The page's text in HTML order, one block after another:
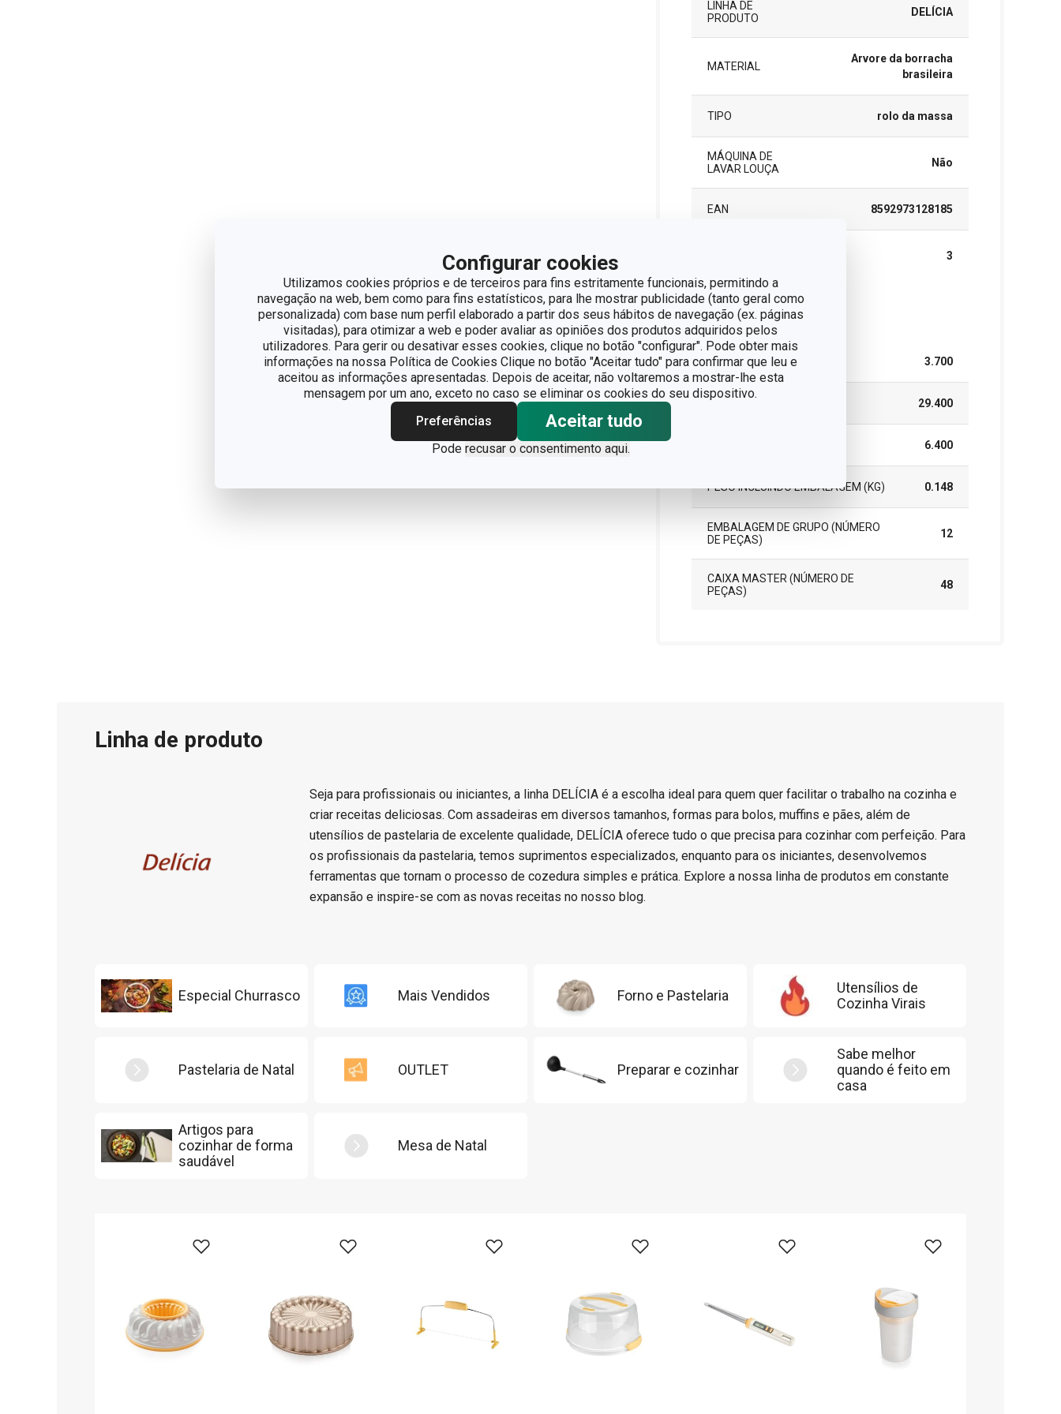
Configurar cookies
Utilizamos cookies próprios e de terceiros para fins estritamente funcionais, permitindo a
navegação na web, bem como para fins estatísticos, para lhe mostrar publicidade (tanto geral como
personalizada) com base num perfil elaborado a partir dos seus hábitos de navegação (ex. páginas
visitadas), para otimizar a web e poder avaliar as opiniões dos produtos adquiridos pelos
utilizadores. Para gerir ou desativar esses cookies, clique no botão "configurar". Pode obter mais
informações na nossa Política de Cookies Clique no botão "Aceitar tudo" para confirmar que leu e
aceitou as informações apresentadas. Depois de aceitar, não voltaremos a mostrar-lhe esta
mensagem por um ano, exceto no caso se eliminar os cookies do seu dispositivo.
Preferências
Aceitar tudo
Pode recusar o consentimento aqui.
LINHA DE
PRODUTO
DELÍCIA
MATERIAL
Arvore da borracha
brasileira
TIPO rolo da massa
MÁQUINA DE
LAVAR LOUÇA
Não
EAN 8592973128185
3
Pacote
LARGURA (CM) 3.700
ALTURA (CM) 29.400
6.400
PESO INCLUINDO EMBALAGEM (KG) 0.148
EMBALAGEM DE GRUPO (NÚMERO
DE PEÇAS)
12
CAIXA MASTER (NÚMERO DE
PEÇAS)
48
Linha de produto
Seja para profissionais ou iniciantes, a linha DELÍCIA é a escolha ideal para quem quer facilitar o trabalho na cozinha e
criar receitas deliciosas. Com assadeiras em diversos tamanhos, formas para bolos, muffins e pães, além de
utensílios de pastelaria de excelente qualidade, DELÍCIA oferece tudo o que precisa para cozinhar com perfeição. Para
os profissionais da pastelaria, temos suprimentos especializados, enquanto para os iniciantes, desenvolvemos
ferramentas que tornam o processo de cozedura simples e prática. Explore a nossa linha de produtos em constante
expansão e inspire-se com as novas receitas no nosso blog.
Especial Churrasco Mais Vendidos Forno e Pastelaria
Utensílios de
Cozinha Virais
Pastelaria de Natal OUTLET Preparar e cozinhar
Sabe melhor
quando é feito em
casa
Artigos para
cozinhar de forma
saudável
Mesa de Natal